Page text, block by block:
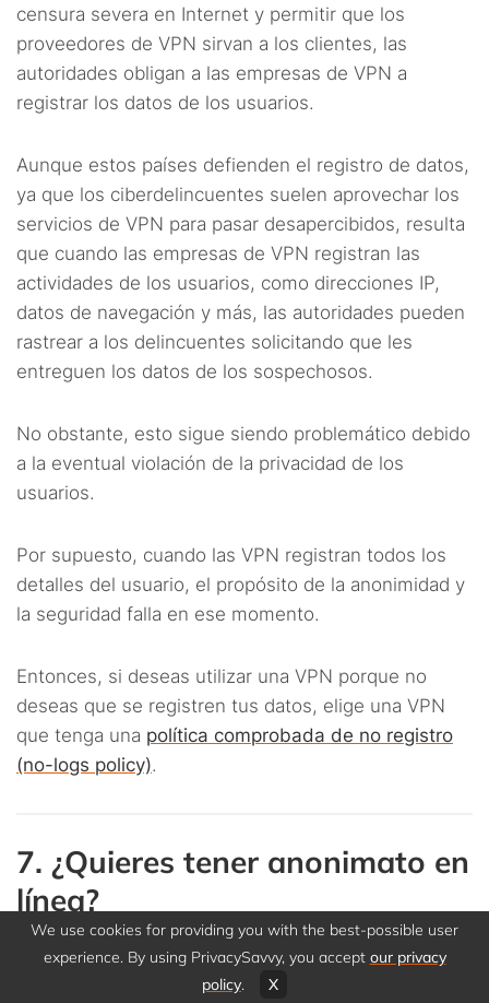
censura severa en Internet y permitir que los
proveedores de VPN sirvan a los clientes, las
autoridades obligan a las empresas de VPN a
registrar los datos de los usuarios.
Aunque estos países defienden el registro de datos,
ya que los ciberdelincuentes suelen aprovechar los
servicios de VPN para pasar desapercibidos, resulta
que cuando las empresas de VPN registran las
actividades de los usuarios, como direcciones IP,
datos de navegación y más, las autoridades pueden
rastrear a los delincuentes solicitando que les
entreguen los datos de los sospechosos.
No obstante, esto sigue siendo problemático debido
a la eventual violación de la privacidad de los
usuarios.
Por supuesto, cuando las VPN registran todos los
detalles del usuario, el propósito de la anonimidad y
la seguridad falla en ese momento.
Entonces, si deseas utilizar una VPN porque no
deseas que se registren tus datos, elige una VPN
que tenga una política comprobada de no registro
(no-logs policy).
7. ¿Quieres tener anonimato en
línea?
Los defensores de la privacidad más fervientes,
expertos en ciberseguridad y periodistas de
We use cookies for providing you with the best-possible user
experience. By using PrivacySavvy, you accept our privacy
policy. X